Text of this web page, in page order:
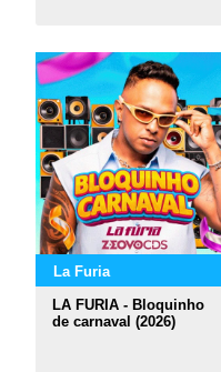
La Furia
LA FURIA - Bloquinho
de carnaval (2026)